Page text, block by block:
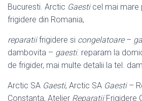
Bucuresti. Arctic Gaesticel mai mare
frigidere din Romania,
reparatiifrigidere si congelatoare–
dambovita – gaesti. reparam la
de frigider, mai multe detalii la tel.
Arctic SA Gaesti, Arctic SA Gaesti–
Constanta, Atelier ReparatiiFrigidere